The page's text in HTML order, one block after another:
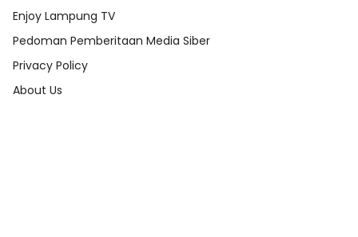
Enjoy Lampung TV
Pedoman Pemberitaan Media Siber
Privacy Policy
About Us